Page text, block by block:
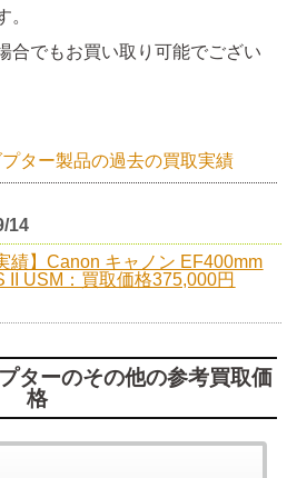
。
合でもお買い取り可能でござい
ター製品の過去の買取実績
14
績】Canon キャノン EF400mm
II USM：買取価格375,000円
ターのその他の参考買取価
格